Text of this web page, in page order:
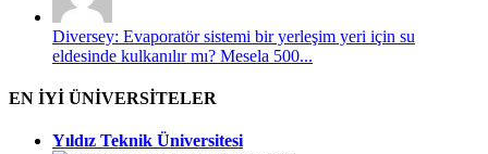
Diversey: Evaporatör sistemi bir yerleşim yeri için su
eldesinde kulkanılır mı? Mesela 500...
EN İYİ ÜNİVERSİTELER
Yıldız Teknik Üniversitesi